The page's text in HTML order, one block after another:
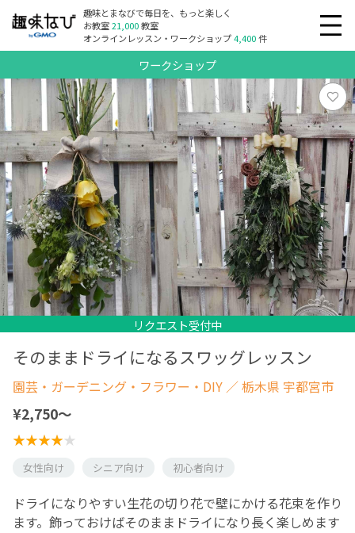
趣味とまなびで毎日を、もっと楽しく
お教室21,000教室
オンラインレッスン・ワークショップ4,400件
ワークショップ
リクエスト受付中
リクエスト受付中
そのままドライになるスワッグレッスン
園芸・ガーデニング・フラワー・DIY ／ 栃木県 宇都宮市
¥2,750〜
女性向け シニア向け 初心者向け
ドライになりやすい生花の切り花で壁にかける花束を作り
ます。飾っておけばそのままドライになり長く楽しめます